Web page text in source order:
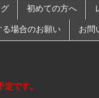
初めての方へ
場合のお願い お問
です。